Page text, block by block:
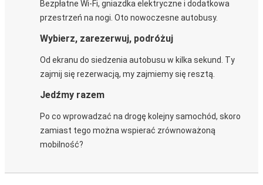
Bezpłatne Wi-Fi, gniazdka elektryczne i dodatkowa
przestrzeń na nogi. Oto nowoczesne autobusy.
Wybierz, zarezerwuj, podróżuj
Od ekranu do siedzenia autobusu w kilka sekund. Ty
zajmij się rezerwacją, my zajmiemy się resztą.
Jedźmy razem
Po co wprowadzać na drogę kolejny samochód, skoro
zamiast tego można wspierać zrównoważoną
mobilność?